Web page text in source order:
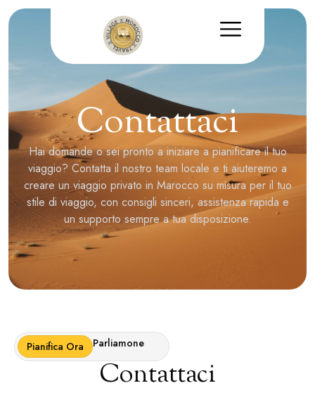
Contattaci
Hai domande o sei pronto a iniziare a pianificare il tuo
viaggio? Contatta il nostro team locale e ti aiuteremo a
creare un viaggio privato in Marocco su misura per il tuo
stile di viaggio, con consigli sinceri, assistenza rapida e
un supporto sempre a tua disposizione.
Pianifica Ora Parliamone
Contattaci